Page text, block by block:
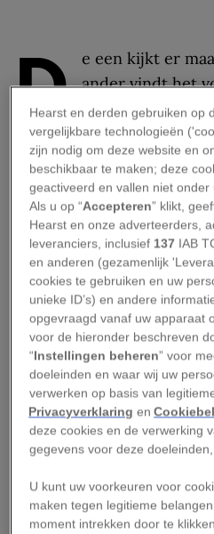
D
e een kijkt er
ander vindt het
familiegedoe. We
feestgangers diethe most
yearal jaren zien als de
thuis te blijven. Vandaag
als freelancers in het
Van
druiven
Delphine (37) vertrok
haar werk als marketing-
communicatieadviseur uit
om een paar jaar later in
Zodra het november
warmere oorden. Om,
remote te werken en te
omgeving.
Hearst en derden gebruiken op
vergelijkbare technologieën
zijn nodig om deze website en
beschikbaar te maken; deze
geactiveerd en vallen niet
Als u op “Accepteren” klikt,
Hearst en onze adverteerders,
leveranciers, inclusief 137 IAB
en anderen (gezamenlijk
cookies te gebruiken en uw
unieke ID’s) en andere
opgevraagd vanaf uw apparaat
voor de hieronder beschreven
“Instellingen beheren” voor
doeleinden en waar wij uw
verwerken op basis van
Privacyverklaring en
deze cookies en de verwerking
gegevens voor deze
U kunt uw voorkeuren voor
maken tegen legitieme
moment intrekken door te